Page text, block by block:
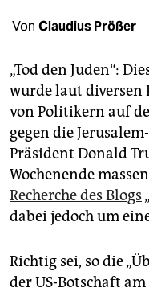
unterstützen
abo
genossenschaft
epaper login
Von Claudius Prößer
„Tod den Juden“:
wurde laut diversen
von Politikern auf
gegen die
Präsident Donald
Wochenende
Recherche des Blogs
dabei jedoch um
Richtig sei, so die
der US-Botschaft